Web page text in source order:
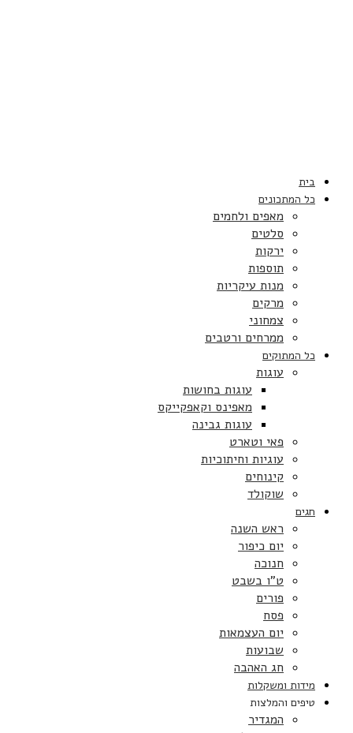
בית
כל המתכונים
מאפים ולחמים
סלטים
ירקות
תוספות
מנות עיקריות
מרקים
צמחוני
ממרחים ורטבים
כל המתוקים
עוגות
עוגות בחושות
מאפינס וקאפקייקס
עוגות גבינה
פאי וטארט
עוגיות וחיתוכיות
קינוחים
שוקולד
חגים
ראש השנה
יום כיפור
חנוכה
ט”ו בשבט
פורים
פסח
יום העצמאות
שבועות
חג האהבה
מידות ומשקלות
טיפים והמלצות
המגדיר